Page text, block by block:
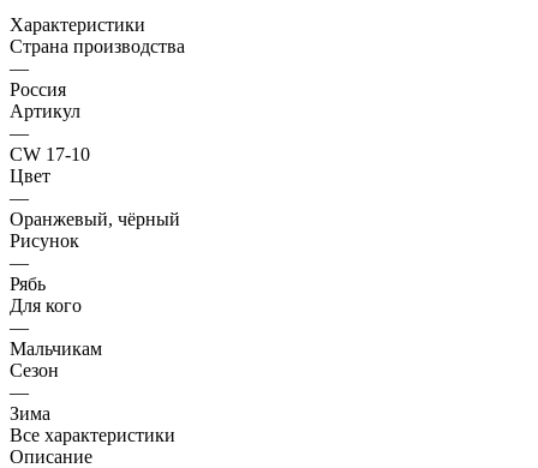
Характеристики
Страна производства
—
Россия
Артикул
—
CW 17-10
Цвет
—
Оранжевый, чёрный
Рисунок
—
Рябь
Для кого
—
Мальчикам
Сезон
—
Зима
Все характеристики
Описание